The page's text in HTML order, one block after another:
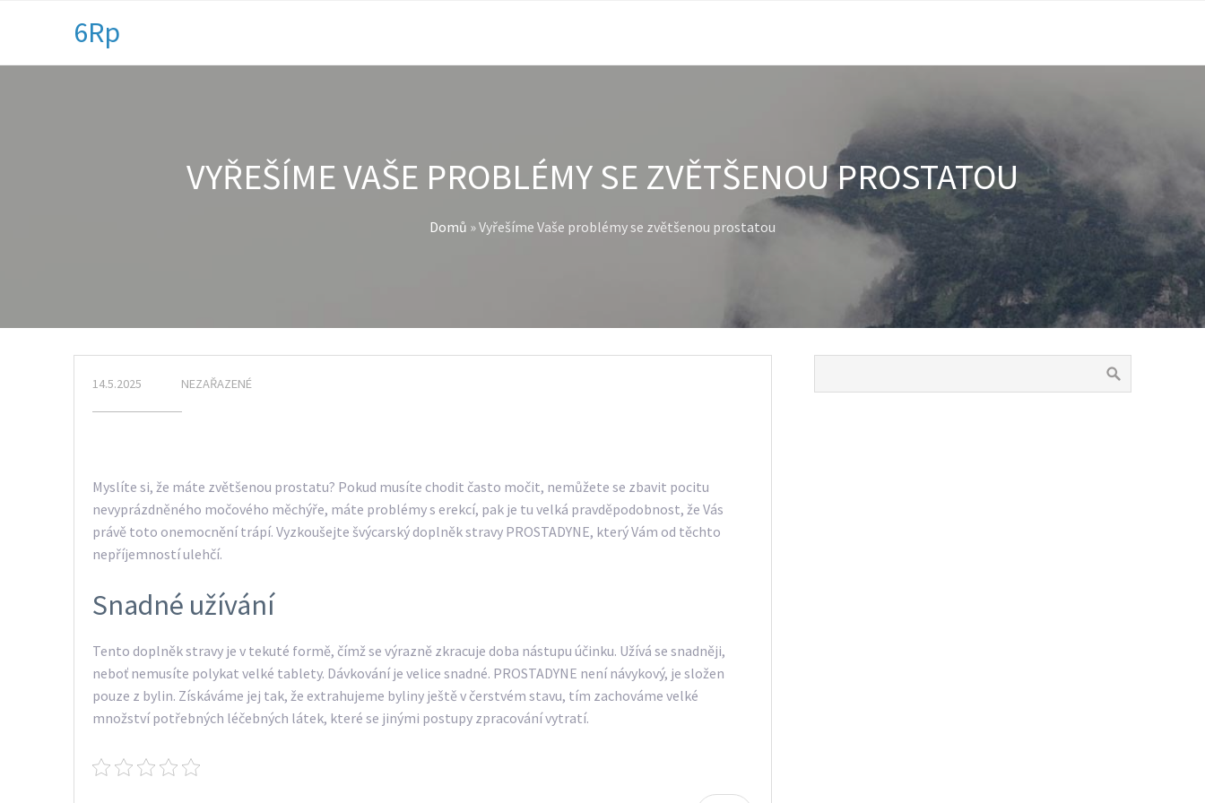
6Rp
VYŘEŠÍME VAŠE PROBLÉMY SE ZVĚTŠENOU PROSTATOU
Domů »Vyřešíme Vaše problémy se zvětšenou prostatou
14.5.2025 NEZAŘAZENÉ
Myslíte si, že máte zvětšenou prostatu? Pokud musíte chodit často močit, nemůžete se zbavit pocitu
nevyprázdněného močového měchýře, máte problémy s erekcí, pak je tu velká pravděpodobnost, že Vás
právě toto onemocnění trápí. Vyzkoušejte švýcarský doplněk stravy PROSTADYNE, který Vám od těchto
nepříjemností ulehčí.
Snadné užívání
Tento doplněk stravy je v tekuté formě, čímž se výrazně zkracuje doba nástupu účinku. Užívá se snadněji,
neboť nemusíte polykat velké tablety. Dávkování je velice snadné. PROSTADYNE není návykový, je složen
pouze z bylin. Získáváme jej tak, že extrahujeme byliny ještě v čerstvém stavu, tím zachováme velké
množství potřebných léčebných látek, které se jinými postupy zpracování vytratí.